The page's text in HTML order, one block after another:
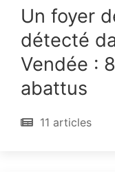
Un foyer
détecté
Vendée :
abattus
11 articles